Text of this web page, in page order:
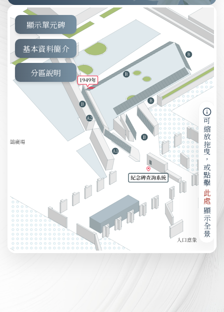
顯示單元碑
基本資料簡介
分區說明
可縮放拖曳，或點擊
此處
顯示全景